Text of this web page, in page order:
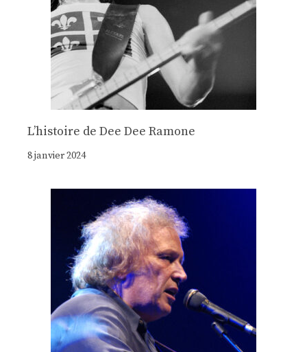
Lʼhistoire de Dee Dee Ramone
8 janvier 2024